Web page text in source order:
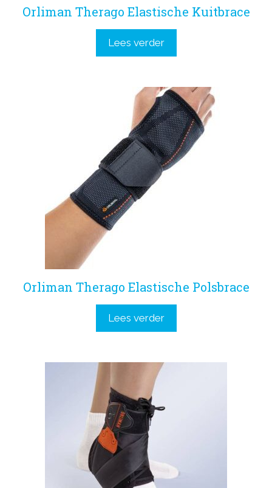
Orliman Therago Elastische Kuitbrace
Lees verder
Orliman Therago Elastische Polsbrace
Lees verder